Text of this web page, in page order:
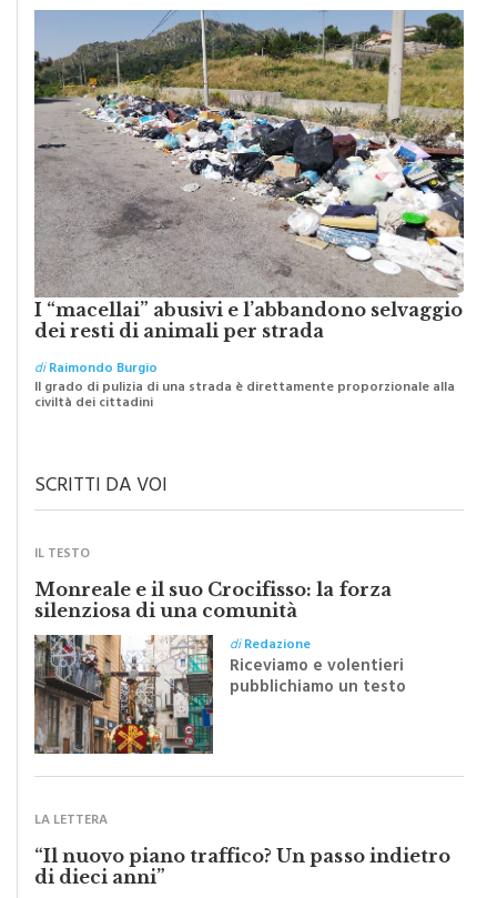
I “macellai” abusivi e l’abbandono selvaggio
dei resti di animali per strada
diRaimondo Burgio
Il grado di pulizia di una strada è direttamente proporzionale alla
civiltà dei cittadini
SCRITTI DA VOI
IL TESTO
Monreale e il suo Crocifisso: la forza
silenziosa di una comunità
diRedazione
Riceviamo e volentieri
pubblichiamo un testo
Festa del Santissimo
LA LETTERA
“Il nuovo piano traffico? Un passo indietro
di dieci anni”